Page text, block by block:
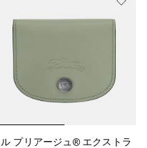
ル プリアージュ® エクストラ